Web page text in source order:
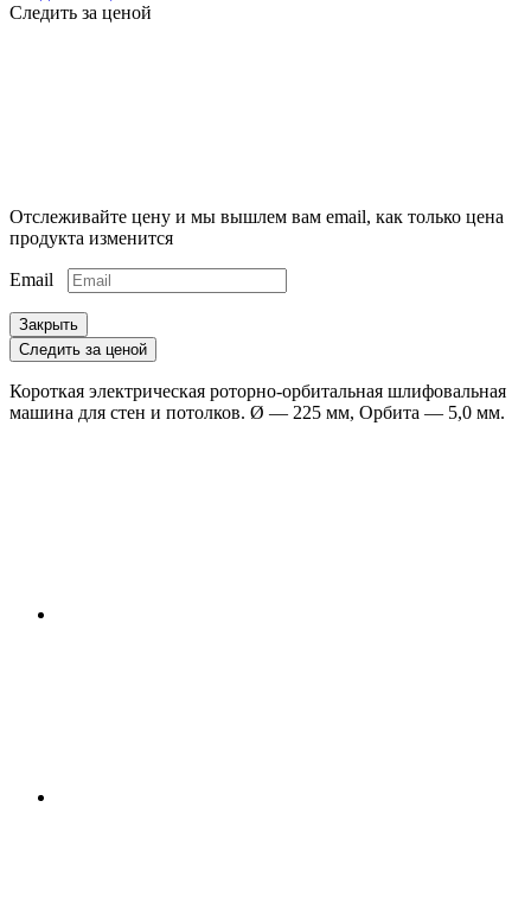
Следить за ценой
Отслеживайте цену и мы вышлем вам email, как только цена
продукта изменится
Email
Закрыть
Следить за ценой
Короткая электрическая роторно-орбитальная шлифовальная
машина для стен и потолков. Ø — 225 мм, Орбита — 5,0 мм.